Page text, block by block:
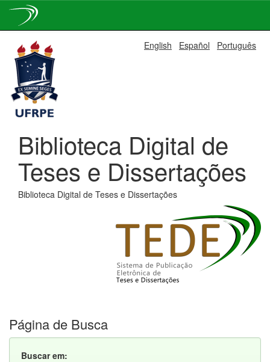
navigation
English Español Português
Biblioteca Digital de
Teses e Dissertações
Biblioteca Digital de Teses e Dissertações
Página de Busca
Buscar em: